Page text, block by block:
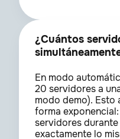
¿Cuántos
En modo
20 servidores a
modo demo). Esto
forma
servidores durante
exactamente lo